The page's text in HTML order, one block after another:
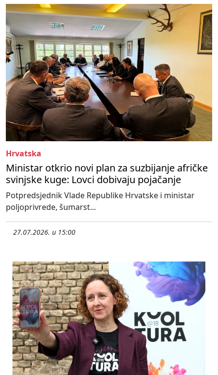
Hrvatska
Ministar otkrio novi plan za suzbijanje afričke
svinjske kuge: Lovci dobivaju pojačanje
Potpredsjednik Vlade Republike Hrvatske i ministar
poljoprivrede, šumarst...
27.07.2026. u 15:00